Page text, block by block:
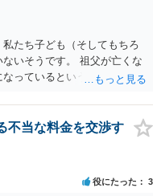
たち子ども（そしてもちろ
いそうです。 祖父が亡くな
っているということでしょ
談者のきょうだいが相続し
ままであれば、遺言がないか
ている可能性があります。
んが、祖父の遺言で、相談
、遺留分侵害額請求は考え
不当な料金を交渉す
役にたった 3